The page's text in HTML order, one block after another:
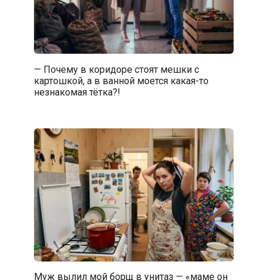
— Почему в коридоре стоят мешки с
картошкой, а в ванной моется какая-то
незнакомая тётка?!
Муж вылил мой борщ в унитаз — «маме он